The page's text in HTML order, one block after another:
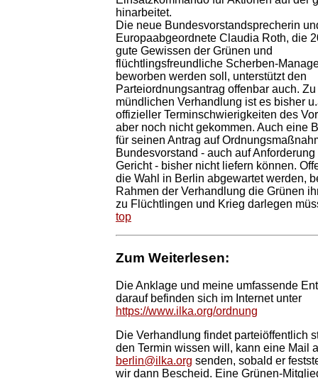
hinarbeitet.
Die neue Bundesvorstandsprecherin
Europaabgeordnete Claudia Roth, die
gute Gewissen der Grünen und
flüchtlingsfreundliche Scherben-
beworben werden soll, unterstützt den
Parteiordnungsantrag offenbar auch. Zu
mündlichen Verhandlung ist es bisher
offizieller Terminschwierigkeiten des
aber noch nicht gekommen. Auch eine
für seinen Antrag auf
Bundesvorstand - auch auf
Gericht - bisher nicht liefern können.
die Wahl in Berlin abgewartet werden,
Rahmen der Verhandlung die Grünen
zu Flüchtlingen und Krieg darlegen
top
Zum Weiterlesen:
Die Anklage und meine umfassende
darauf befinden sich im Internet unter
https://www.ilka.org/ordnung
Die Verhandlung findet parteiöffentlich
den Termin wissen will, kann eine Mail
berlin@ilka.org senden, sobald er
wir dann Bescheid. Eine Grünen-